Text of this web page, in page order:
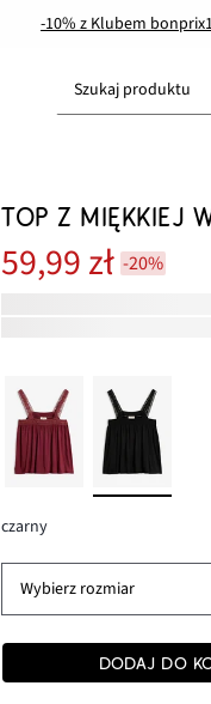
-10% z Klubem bonprix
Szukaj produktu
TOP Z MIĘKKIEJ
59,99 zł -20%
czarny
Wybierz rozmiar
DODAJ DO